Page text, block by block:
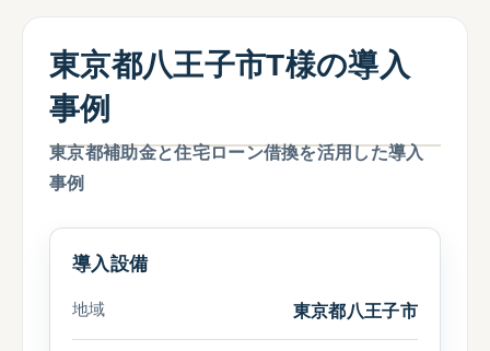
東京都八王子市T様の導入
事例
東京都補助金と住宅ローン借換を活用した導入
事例
導入設備
地域 東京都八王子市